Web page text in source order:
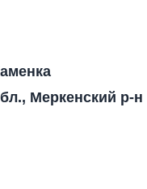
Меркенский р-н